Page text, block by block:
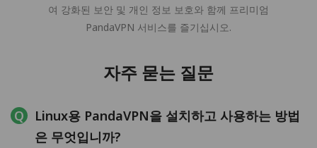
여 강화된 보안 및 개인 정보 보호와 함께 프리미엄
PandaVPN 서비스를 즐기십시오.
자주 묻는 질문
Linux용 PandaVPN을 설치하고 사용하는 방법
은 무엇입니까?